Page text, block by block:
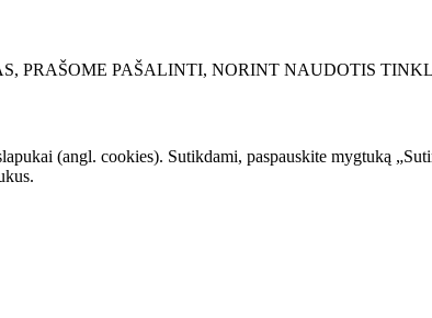
PRAŠOME PAŠALINTI, NORINT NAUDOTIS
(angl. cookies). Sutikdami, paspauskite mygtuką